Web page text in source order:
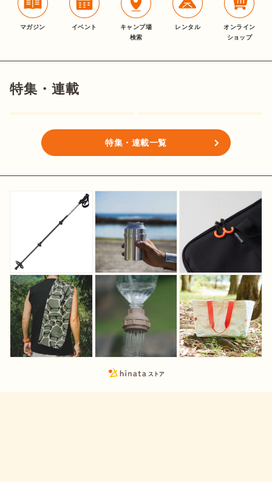
マガジン イベント
キャンプ場
検索
レンタル
オンライン
ショップ
特集・連載
特集・連載一覧